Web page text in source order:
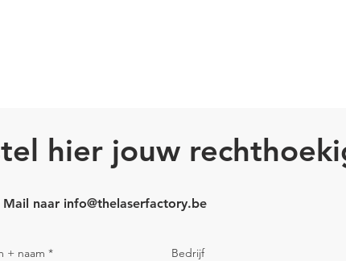
hier jouw
Mail naar info@thelaserfactory.be
+ naam Bedrijf